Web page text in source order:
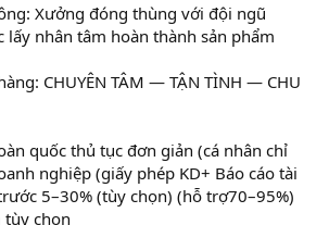
Xưởng đóng thùng với đội ngũ
lấy nhân tâm hoàn thành sản phẩm
CHUYÊN TÂM — TẬN TÌNH — CHU
quốc thủ tục đơn giản (cá nhân chỉ
nghiệp (giấy phép KD+ Báo cáo tài
5–30% (tùy chọn) (hỗ trợ70–95%)
tùy chọn